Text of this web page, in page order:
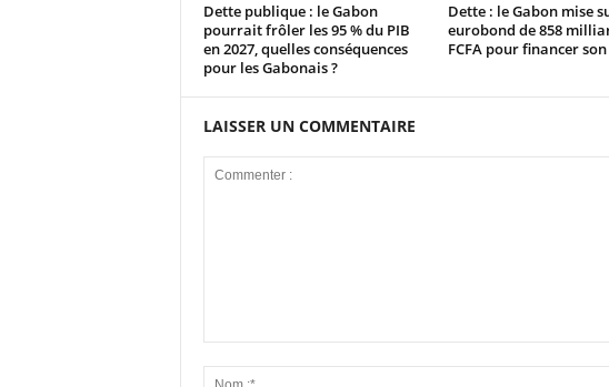
Dette publique : le Gabon
pourrait frôler les 95 % du PIB
en 2027, quelles conséquences
pour les Gabonais ?
Dette : le Gabon mise
eurobond de 858
FCFA pour financer
LAISSER UN COMMENTAIRE